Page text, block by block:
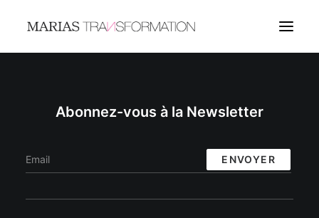
BIJOUX
LANGUES
Abonnez-vous à la Newsletter